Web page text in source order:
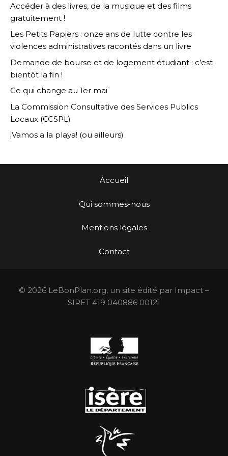
Accéder à des livres, de la musique et des films
gratuitement !
Les Petits Papiers : onze ans de lutte contre les
violences administratives racontés dans un livre
Demande de bourse et de logement étudiant : c’est
bientôt la fin !
Ce qui change au 1er mai
La Commission Consultative des Services Publics
Locaux (CCSPL)
¡Vamos a la playa! (ou ailleurs)
Accueil
Qui sommes-nous
Mentions légales
Contact
© 2026 LeBonPlan.org, un site édité par Impact –
SIRET 419 040886 00121